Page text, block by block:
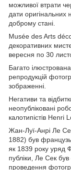
можливої втрати
дати оригінальних
доброму стані.
Musée des Arts
декоративних
вересня по 30
Багато
репродукцій
зображенні.
Негативи та
неопубліковані
калотипістів Henri
Жан-Луї-Анрі Ле
1882) був
як 1839 року уряд
публіки, Ле Сек
проведення